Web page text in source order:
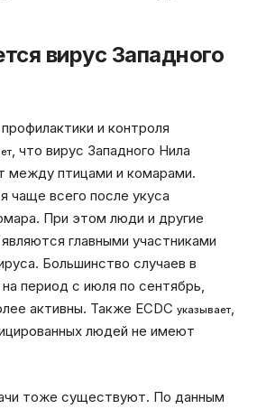
вирус Западного
и контроля
, что вирус Западного Нила
между птицами и комарами.
чаще всего после укуса
При этом люди и другие
главными участниками
Большинство случаев в
период с июля по сентябрь,
активны. Также ECDC указывает,
людей не имеют
тоже существуют. По данным